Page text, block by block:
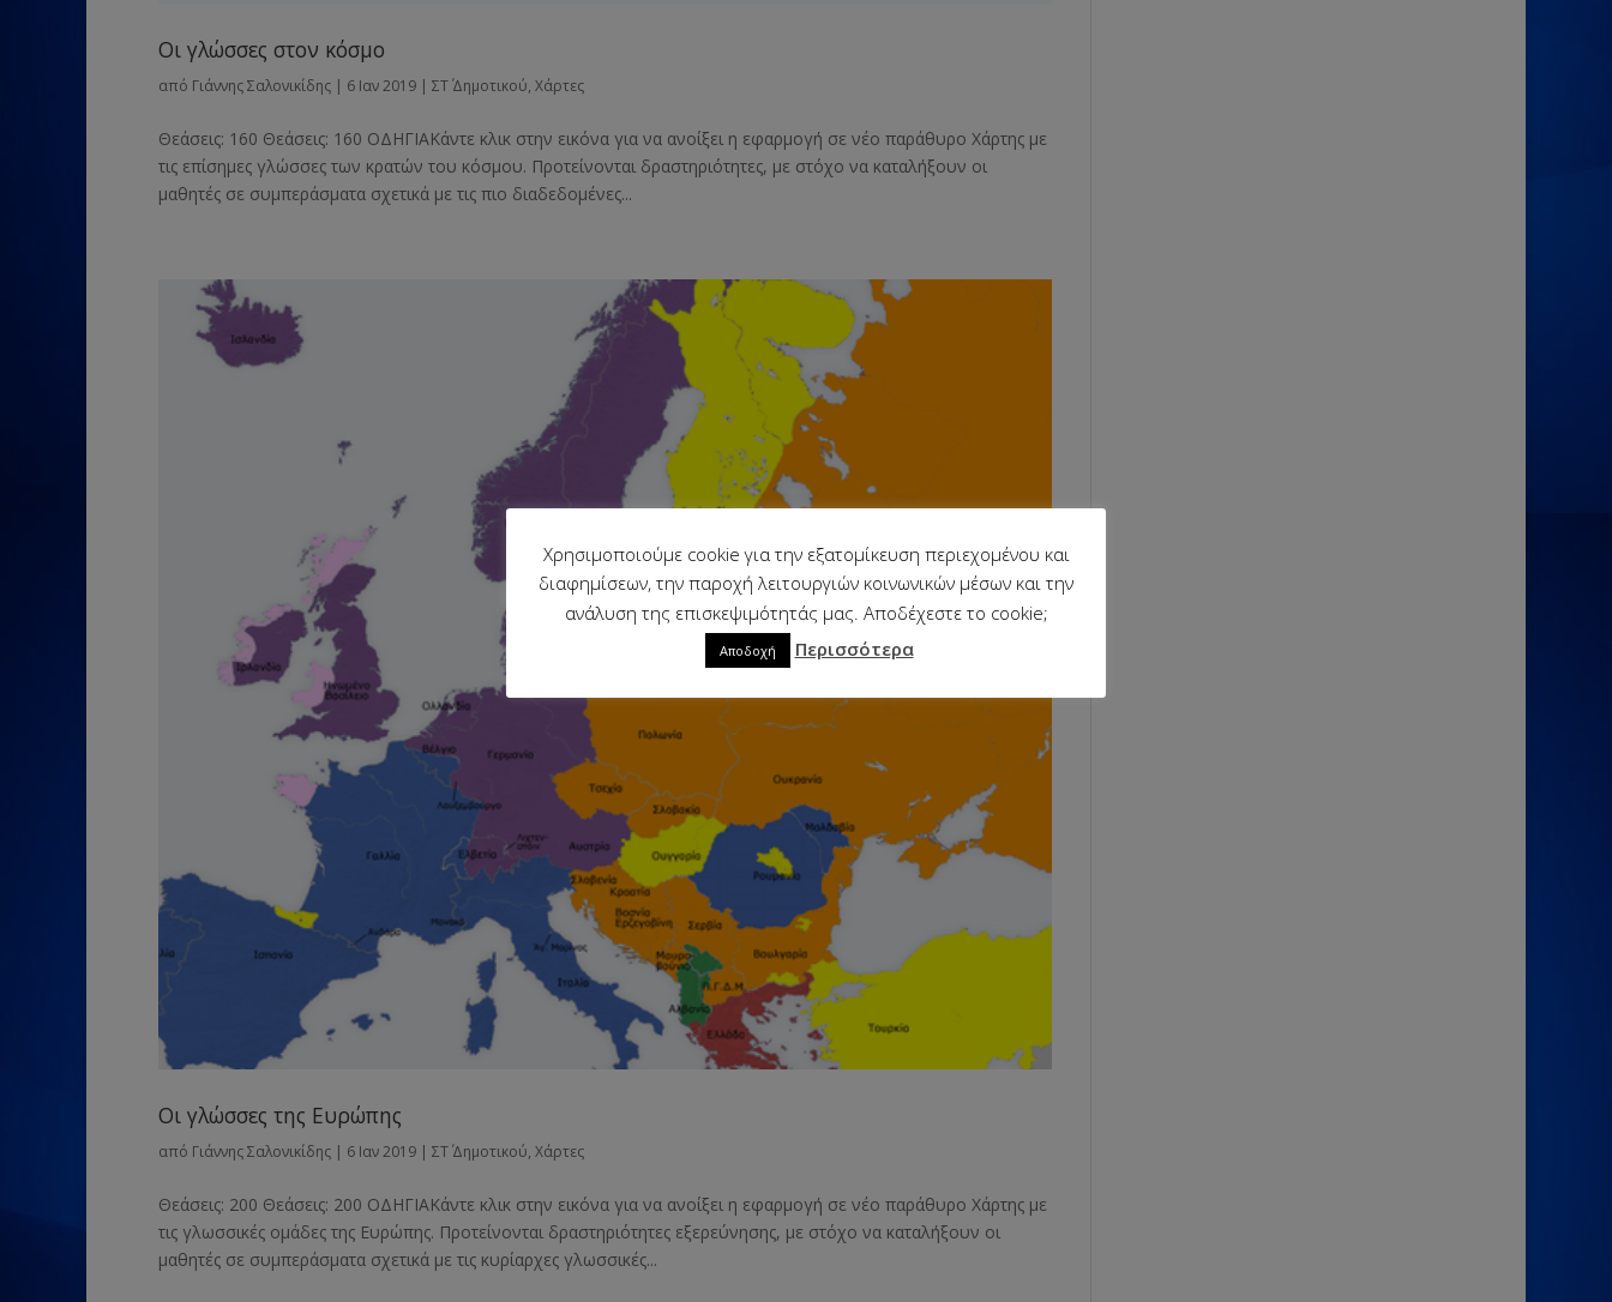
Οι γλώσσες στον κόσμο
από Γιάννης Σαλονικίδης | 6 Ιαν 2019 | ΣΤ΄ Δημοτικού, Χάρτες
Θεάσεις: 160 Θεάσεις: 160 ΟΔΗΓΙΑΚάντε κλικ στην εικόνα για να ανοίξει η εφαρμογή σε νέο παράθυρο Χάρτης με
τις επίσημες γλώσσες των κρατών του κόσμου. Προτείνονται δραστηριότητες, με στόχο να καταλήξουν οι
μαθητές σε συμπεράσματα σχετικά με τις πιο διαδεδομένες...
Οι γλώσσες της Ευρώπης
από Γιάννης Σαλονικίδης | 6 Ιαν 2019 | ΣΤ΄ Δημοτικού, Χάρτες
Θεάσεις: 200 Θεάσεις: 200 ΟΔΗΓΙΑΚάντε κλικ στην εικόνα για να ανοίξει η εφαρμογή σε νέο παράθυρο Χάρτης με
τις γλωσσικές ομάδες της Ευρώπης. Προτείνονται δραστηριότητες εξερεύνησης, με στόχο να καταλήξουν οι
μαθητές σε συμπεράσματα σχετικά με τις κυρίαρχες γλωσσικές...
Χρησιμοποιούμε cookie για την εξατομίκευση περιεχομένου και
διαφημίσεων, την παροχή λειτουργιών κοινωνικών μέσων και την
ανάλυση της επισκεψιμότητάς μας. Αποδέχεστε το cookie;
Αποδοχή Περισσότερα